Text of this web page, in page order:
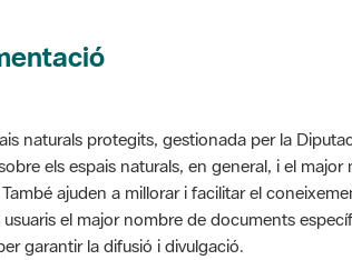
naturals protegits, gestionada per la
els espais naturals, en general, i el
ajuden a millorar i facilitar el
el major nombre de documents
garantir la difusió i divulgació.